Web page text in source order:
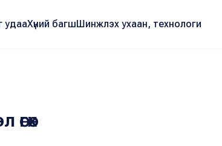
удааХүний багшШинжлэх ухаан, технологи